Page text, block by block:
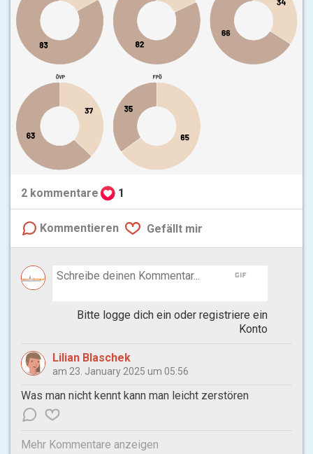
2 kommentare 1
Kommentieren Gefällt mir
gif
Bitte logge dich ein oder registriere ein
Konto
Lilian Blaschek
am 23. January 2025 um 05:56
Was man nicht kennt kann man leicht zerstören
Mehr Kommentare anzeigen